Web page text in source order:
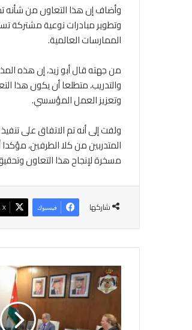
وأضاف إن هذا التعاون من شأنه
وتطوير مبادرات نوعية مشتركة
الممارسات العالمية.
من جهته قال أبو زيد، إن هذه
والتدريب، متطلعا أن يكون هذا
وتعزيز العمل المؤسسي.
ولفت إلى أنه تم الاتفاق على
المتدربين من كلا الطرفين،
مسخرة لإنجاح هذا التعاون
شاركها فيسبوك ‫X
ر
ا